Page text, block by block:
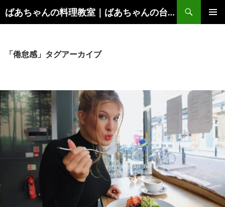
ン
キ
ッ
プ
ばあちゃんの料理教室｜ばあちゃんの台所から学ぶ、食と健康の知恵
索
「倦怠感」タグアーカイブ